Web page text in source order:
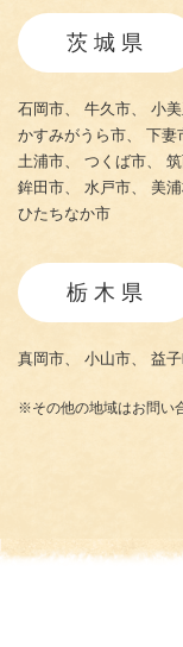
茨城県
石岡市、 牛久市、 小美
かすみがうら市、
下妻
土浦市、
つくば市、 筑
鉾田市、
水戸市、 美浦
ひたちなか市
栃木県
真岡市、 小山市、 益子
※その他の地域はお問い